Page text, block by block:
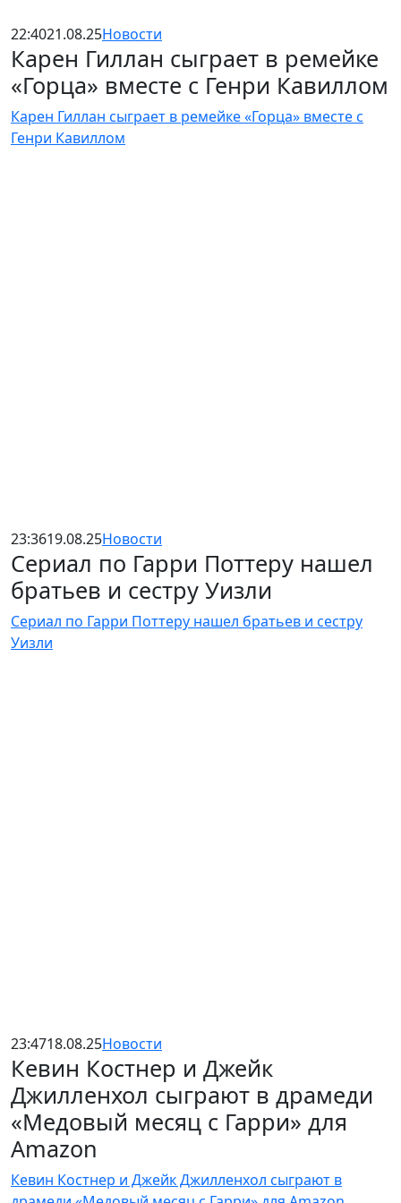
22:4021.08.25Новости
Карен Гиллан сыграет в ремейке
«Горца» вместе с Генри Кавиллом
Карен Гиллан сыграет в ремейке «Горца» вместе с
Генри Кавиллом
23:3619.08.25Новости
Сериал по Гарри Поттеру нашел
братьев и сестру Уизли
Сериал по Гарри Поттеру нашел братьев и сестру
Уизли
23:4718.08.25Новости
Кевин Костнер и Джейк
Джилленхол сыграют в драмеди
«Медовый месяц с Гарри» для
Amazon
Кевин Костнер и Джейк Джилленхол сыграют в